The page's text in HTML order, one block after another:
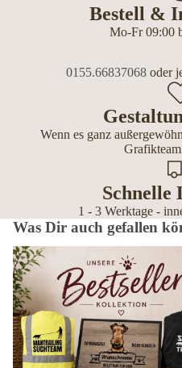
Bestell &
Mo-Fr 09:00
0155.66837068oder
Wenn es ganz
Schnelle
1 - 3 Werktage -
Was Dir auch gefallen
Bestseller – die beliebtesten
für Hundebesitzer